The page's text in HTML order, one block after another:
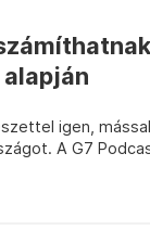
igen,
A G7